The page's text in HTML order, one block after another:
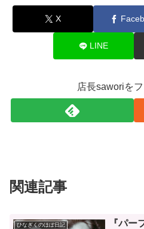
X
LINE
店長saworiを
関連記事
ひなぎくのほぼ日記
『パー